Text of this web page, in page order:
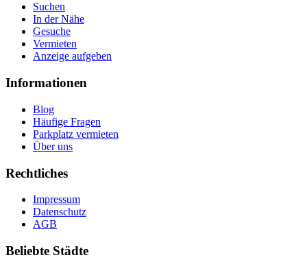
Suchen
In der Nähe
Gesuche
Vermieten
Anzeige aufgeben
Informationen
Blog
Häufige Fragen
Parkplatz vermieten
Über uns
Rechtliches
Impressum
Datenschutz
AGB
Beliebte Städte